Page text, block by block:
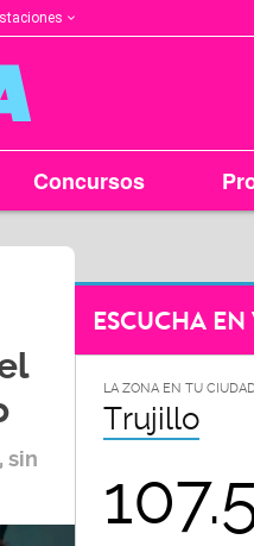
Concursos
sin
ESCUCHA
LA ZONA EN TU
Chiclayo